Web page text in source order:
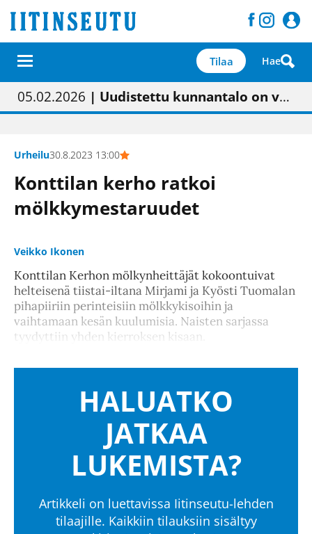
Tilaa Hae
01.02.2026 | Painon vaihtumisen pitäisi näkyä hieman parempana painojäljen laatuna lehdessä
05.02.2026 | Uudistettu kunnantalo on valoisa
23.04.2026 | “Olemme käynnistämässä uudelleen keskustavisiotyön”
09.05.2026| "Maalla on totuttu elämään omavaraisemmin kuin kaupungissa"
Urheilu30.8.2023 13:00
Konttilan kerho ratkoi
mölkkymestaruudet
Veikko Ikonen
Konttilan Kerhon mölkynheittäjät kokoontuivat
helteisenä tiistai-iltana Mirjami ja Kyösti Tuomalan
pihapiiriin perinteisiin mölkkykisoihin ja
vaihtamaan kesän kuulumisia. Naisten sarjassa
tyydyttiin yhden kierroksen kisaan.
HALUATKO
JATKAA
LUKEMISTA?
Artikkeli on luettavissa Iitinseutu-lehden
tilaajille. Kaikkiin tilauksiin sisältyy